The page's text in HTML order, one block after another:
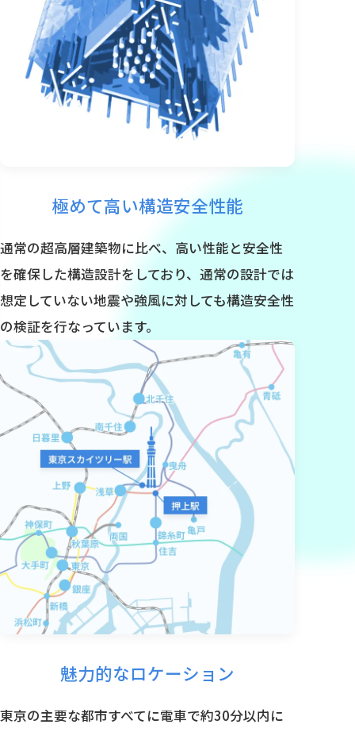
極めて高い構造安全性能
通常の超高層建築物に比べ、高い性能と安全性
を確保した構造設計をしており、通常の設計では
想定していない地震や強風に対しても構造安全性
の検証を行なっています。
魅力的なロケーション
東京の主要な都市すべてに電車で約30分以内に